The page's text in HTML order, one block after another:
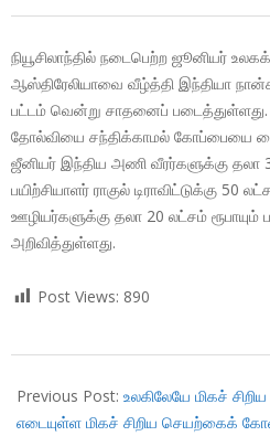
நியூசிலாந்தில் நடைபெற்ற ஜூனியர்
ஆஸ்திரேலியாவை வீழ்த்தி இந்தியா
பட்டம் வென்று சாதனைப்
தோல்வியை சந்திக்காமல் கோப்பையை
ஜீனியர் இந்திய அணி வீரர்களுக்கு தலா
பயிற்சியாளர் ராகுல் டிராவிட்டுக்கு 50
ஊழியர்களுக்கு தலா 20 லட்சம் ரூபாயும்
அறிவித்துள்ளது.
Post Views: 890
02-
04
Previous Post: உலகிலேயே மிகச்
எடையுள்ள மிகச் சிறிய செயற்கைக்